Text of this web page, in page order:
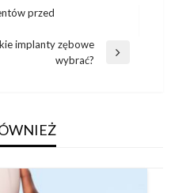
przed
implanty zębowe
wybrać?